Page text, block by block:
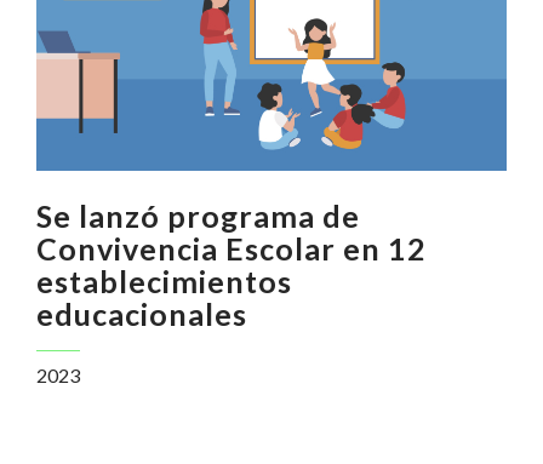
Se lanzó programa de
Convivencia Escolar en 12
establecimientos
educacionales
2023